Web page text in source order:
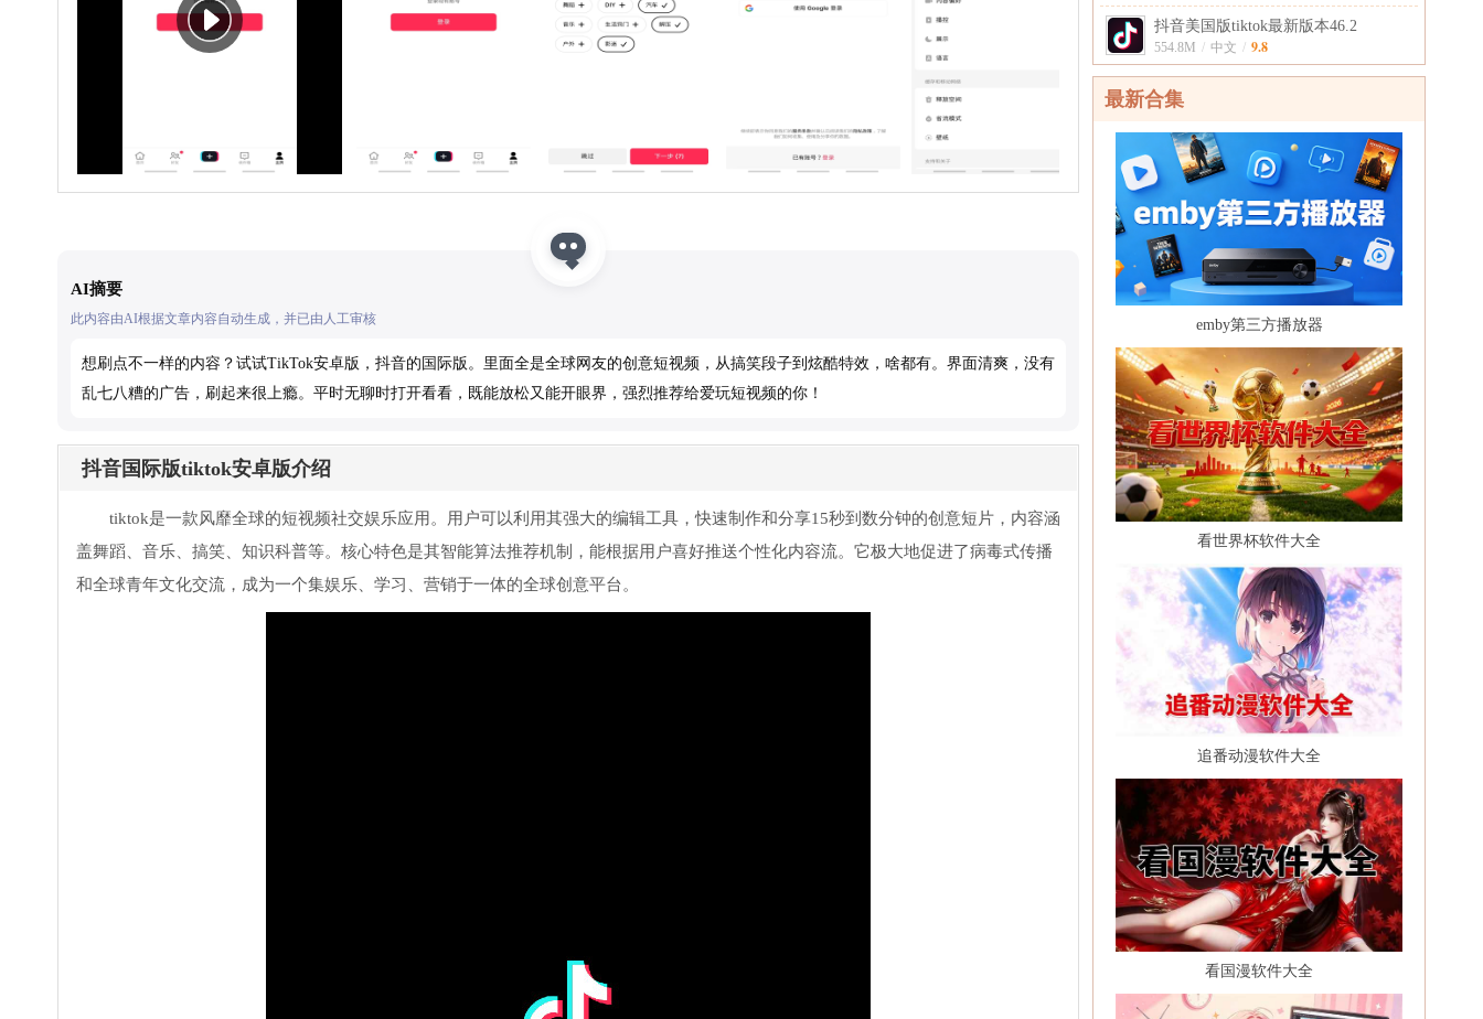
new bing官方版 33.8.440724002安卓版
安卓版 / 中文 /
AI摘要
此内容由AI根据文章内容自动生成，并已由人工审核
想刷点不一样的内容？试试TikTok安卓版，抖音的国际版。里面全是全球网友的创意短视频，从搞笑段子到炫酷特效，啥都有。界面清爽，没有
乱七八糟的广告，刷起来很上瘾。平时无聊时打开看看，既能放松又能开眼界，强烈推荐给爱玩短视频的你！
抖音国际版tiktok安卓版介绍
tiktok是一款风靡全球的短视频社交娱乐应用。用户可以利用其强大的编辑工具，快速制作和分享15秒到数分钟的创意短片，内容涵
盖舞蹈、音乐、搞笑、知识科普等。核心特色是其智能算法推荐机制，能根据用户喜好推送个性化内容流。它极大地促进了病毒式传播
和全球青年文化交流，成为一个集娱乐、学习、营销于一体的全球创意平台。
抖音美国版tiktok最新版本46.2
554.8M / 中文 / 9.8
最新合集
emby第三方播放器
看世界杯软件大全
追番动漫软件大全
看国漫软件大全